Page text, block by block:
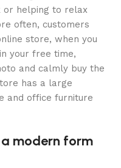
or helping to relax
often, customers
store, when you
your free time,
and calmly buy the
has a large
and office furniture
modern form